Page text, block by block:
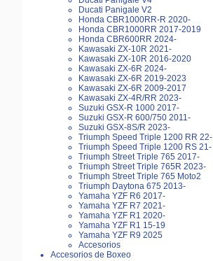
Ducati Panigale V2
Honda CBR1000RR-R 2020-
Honda CBR1000RR 2017-2019
Honda CBR600RR 2024-
Kawasaki ZX-10R 2021-
Kawasaki ZX-10R 2016-2020
Kawasaki ZX-6R 2024-
Kawasaki ZX-6R 2019-2023
Kawasaki ZX-6R 2009-2017
Kawasaki ZX-4R/RR 2023-
Suzuki GSX-R 1000 2017-
Suzuki GSX-R 600/750 2011-
Suzuki GSX-8S/R 2023-
Triumph Speed Triple 1200 RR 22-
Triumph Speed Triple 1200 RS 21-
Triumph Street Triple 765 2017-
Triumph Street Triple 765R 2023-
Triumph Street Triple 765 Moto2
Triumph Daytona 675 2013-
Yamaha YZF R6 2017-
Yamaha YZF R7 2021-
Yamaha YZF R1 2020-
Yamaha YZF R1 15-19
Yamaha YZF R9 2025
Accesorios
Accesorios de Boxeo